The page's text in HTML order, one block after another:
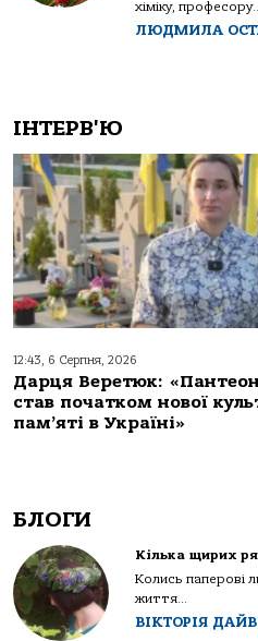
хіміку, професору...
ЛЮДМИЛА
ІНТЕРВ'Ю
12:43, 6 Серпня, 2026
Дарця Веретюк: «Пантеон
став початком нової
пам’яті в Україні»
БЛОГИ
Кілька щирих
Колись паперові
життя...
ВІКТОРІЯ